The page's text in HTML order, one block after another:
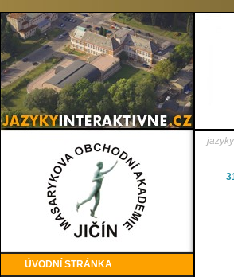
ÚVODNÍ STRÁNKA